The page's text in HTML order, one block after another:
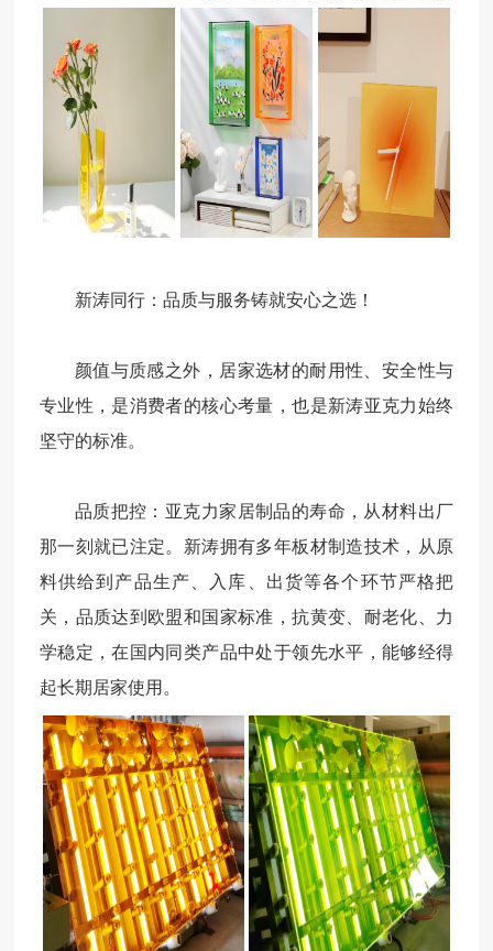
新涛同行：品质与服务铸就安心之选！
颜值与质感之外，居家选材的耐用性、安全性与
专业性，是消费者的核心考量，也是新涛亚克力始终
坚守的标准。
品质把控：亚克力家居制品的寿命，从材料出厂
那一刻就已注定。新涛拥有多年板材制造技术，从原
料供给到产品生产、入库、出货等各个环节严格把
关，品质达到欧盟和国家标准，抗黄变、耐老化、力
学稳定，在国内同类产品中处于领先水平，能够经得
起长期居家使用。